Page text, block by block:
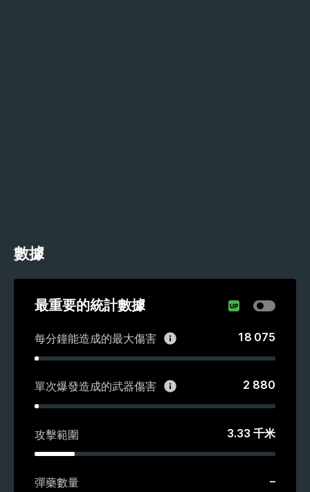
數據
最重要的統計數據
每分鐘能造成的最大傷害 18 075
單次爆發造成的武器傷害 2 880
攻擊範圍 3.33 千米
彈藥數量 –